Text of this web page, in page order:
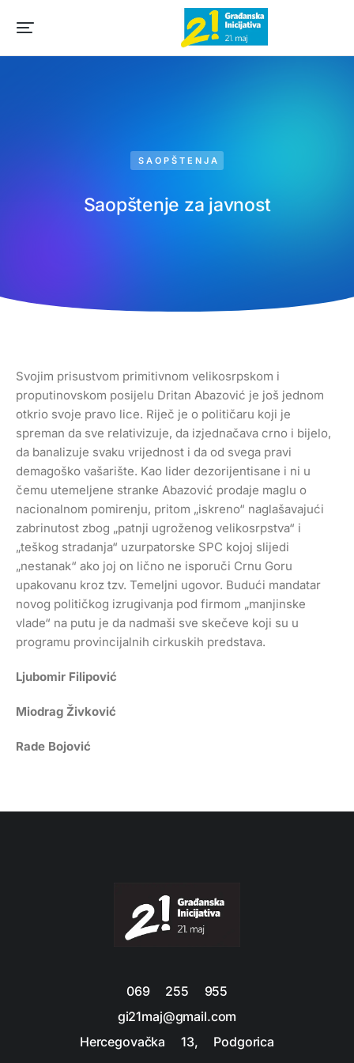
SAOPŠTENJA
Saopštenje za javnost
Svojim prisustvom primitivnom velikosrpskom i
proputinovskom posijelu Dritan Abazović je još jednom
otkrio svoje pravo lice. Riječ je o političaru koji je
spreman da sve relativizuje, da izjednačava crno i bijelo,
da banalizuje svaku vrijednost i da od svega pravi
demagoško vašarište. Kao lider dezorijentisane i ni u
čemu utemeljene stranke Abazović prodaje maglu o
nacionalnom pomirenju, pritom „iskreno“ naglašavajući
zabrinutost zbog „patnji ugroženog velikosrpstva“ i
„teškog stradanja“ uzurpatorske SPC kojoj slijedi
„nestanak“ ako joj on lično ne isporuči Crnu Goru
upakovanu kroz tzv. Temeljni ugovor. Budući mandatar
novog političkog izrugivanja pod firmom „manjinske
vlade“ na putu je da nadmaši sve skečeve koji su u
programu provincijalnih cirkuskih predstava.
Ljubomir Filipović
Miodrag Živković
Rade Bojović
069 255 955
gi21maj@gmail.com
Hercegovačka 13, Podgorica